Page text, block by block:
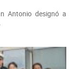
Antonio designó a